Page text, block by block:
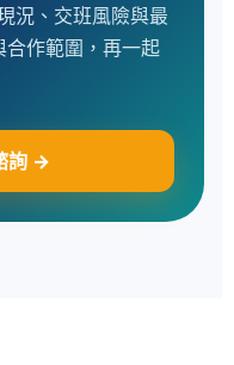
況、交班風險與最
作範圍，再一起
詢 →